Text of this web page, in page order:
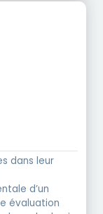
dans leur
d’un
évaluation